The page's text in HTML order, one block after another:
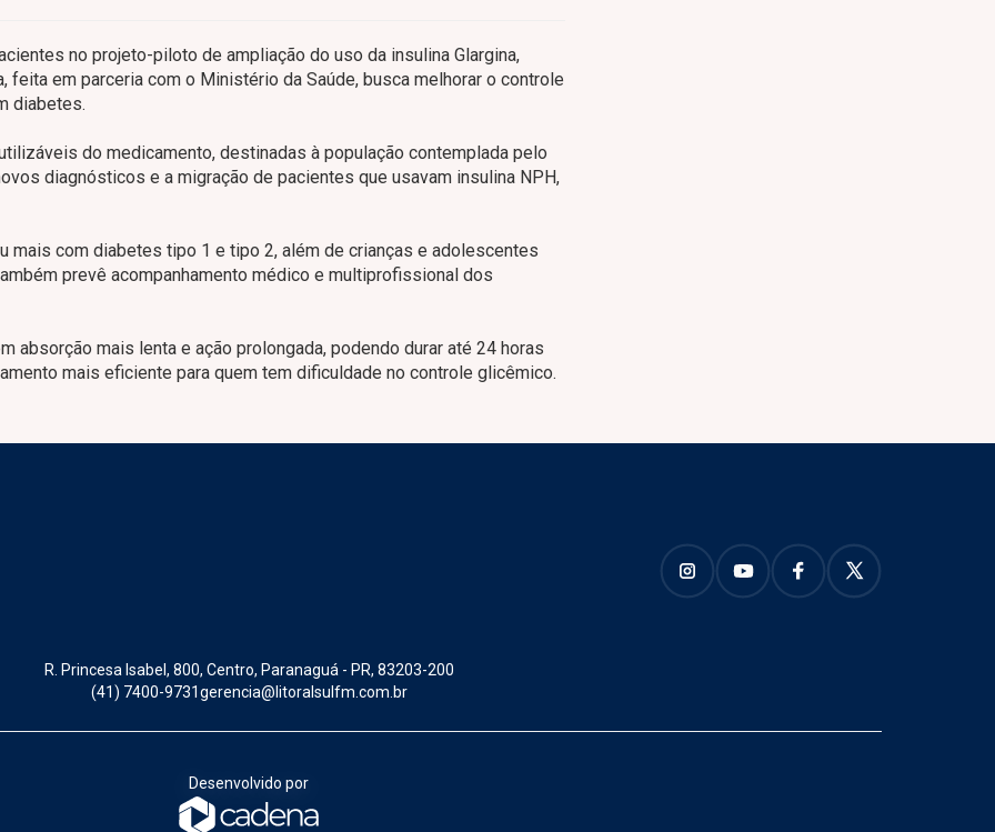
no projeto-piloto de ampliação do uso da insulina Glargina,
em parceria com o Ministério da Saúde, busca melhorar o controle
diabetes.
do medicamento, destinadas à população contemplada pelo
diagnósticos e a migração de pacientes que usavam insulina NPH,
com diabetes tipo 1 e tipo 2, além de crianças e adolescentes
prevê acompanhamento médico e multiprofissional dos
absorção mais lenta e ação prolongada, podendo durar até 24 horas
mais eficiente para quem tem dificuldade no controle glicêmico.
R. Princesa Isabel, 800, Centro, Paranaguá - PR, 83203-200
(41) 7400-9731gerencia@litoralsulfm.com.br
Desenvolvido por